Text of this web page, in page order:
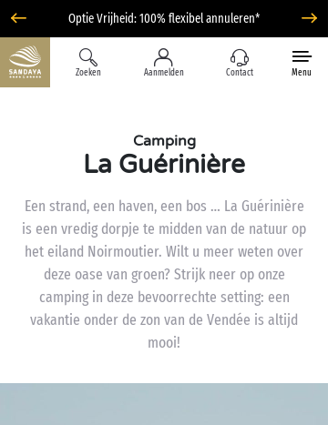
Optie Vrijheid: 100% flexibel annuleren*
Zoeken Aanmelden Contact Menu
Camping
La Guérinière
Een strand, een haven, een bos … La Guérinière
is een vredig dorpje te midden van de natuur op
het eiland Noirmoutier. Wilt u meer weten over
deze oase van groen? Strijk neer op onze
camping in deze bevoorrechte setting: een
vakantie onder de zon van de Vendée is altijd
mooi!